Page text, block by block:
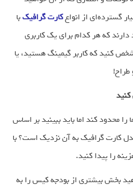
گسترده‌ای از انواعکارت گرافیکبا
که هر کدام برای یک کاربری
کنید که کاربر گیمینگ هستید، یا
طراح!
محدود کند اما باید ببینید بر اساس
کارت گرافیک به آن نزدیک است؟ با
را پیدا کنید.
بخش بیشتری از بودجه کیس را به